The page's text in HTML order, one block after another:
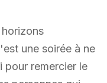
une soirée à ne
pour remercier le